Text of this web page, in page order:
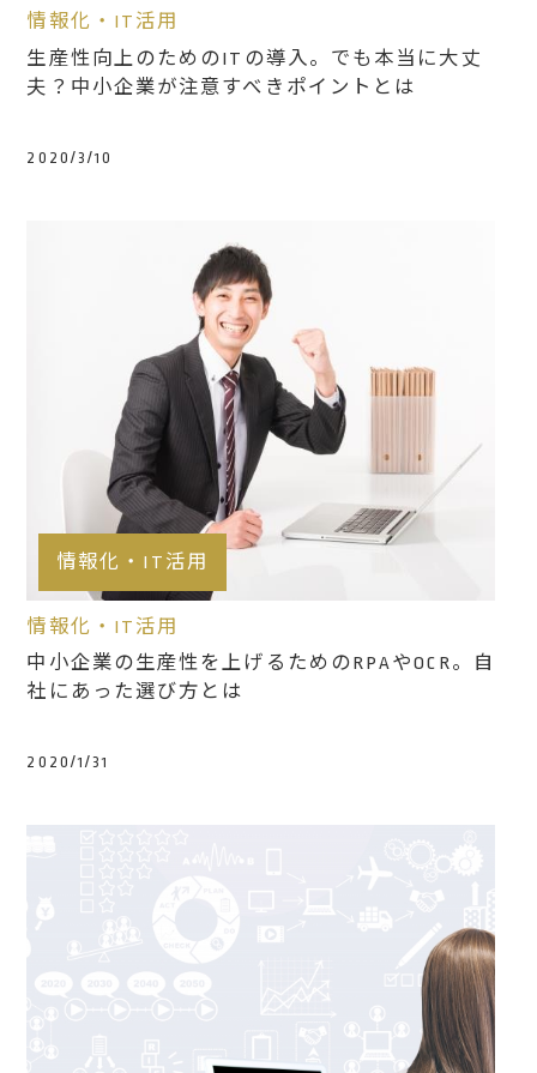
情報化・IT活用
生産性向上のためのITの導入。でも本当に大丈
夫？中小企業が注意すべきポイントとは
2020/3/10
情報化・IT活用
情報化・IT活用
中小企業の生産性を上げるためのRPAやOCR。自
社にあった選び方とは
2020/1/31